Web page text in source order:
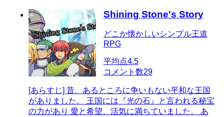
Shining Stone's Story
どこか懐かしいシンプル王道
RPG
平均点4.5
コメント数29
[あらすじ] 昔、あるところに争いもない平和な王国
がありました。 王国には『光の石』と言われる秘宝
の力があり 愛と希望、活気に満ちていました。 あ